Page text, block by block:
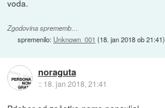
voda.
Zgodovina sprememb…
spremenilo: Unknown_001 (18. jan 2018 ob 21:41)
noraguta
:: 18. jan 2018, 21:41